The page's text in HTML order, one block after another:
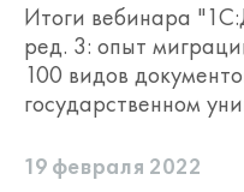
Итоги вебинара
ред. 3: опыт
100 видов
государственном
19 февраля 2022